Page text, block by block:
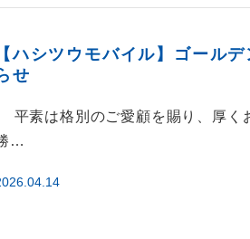
ハシツウモバイル】ゴール
せ
素は格別のご愛顧を賜り、厚く
…